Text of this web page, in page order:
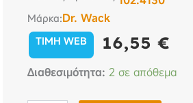
Μάρκα:Dr. Wack
TIMH WEB 16,55€
Διαθεσιμότητα: 2 σε απόθεμα
Καθαριστικό